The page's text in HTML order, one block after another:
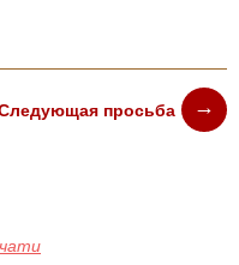
просьба